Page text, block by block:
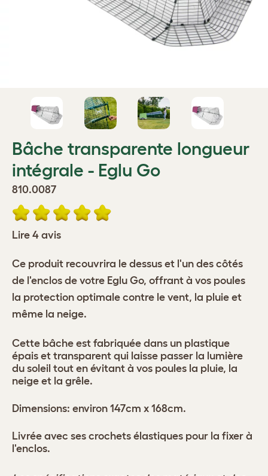
Bâche transparente longueur
intégrale - Eglu Go
810.0087
Lire 4 avis
Ce produit recouvrira le dessus et l'un des côtés
de l'enclos de votre Eglu Go, offrant à vos poules
la protection optimale contre le vent, la pluie et
même la neige.
Cette bâche est fabriquée dans un plastique
épais et transparent qui laisse passer la lumière
du soleil tout en évitant à vos poules la pluie, la
neige et la grêle.
Dimensions: environ 147cm x 168cm.
Livrée avec ses crochets élastiques pour la fixer à
l'enclos.